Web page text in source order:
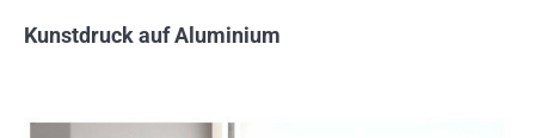
Kunstdruck auf Aluminium